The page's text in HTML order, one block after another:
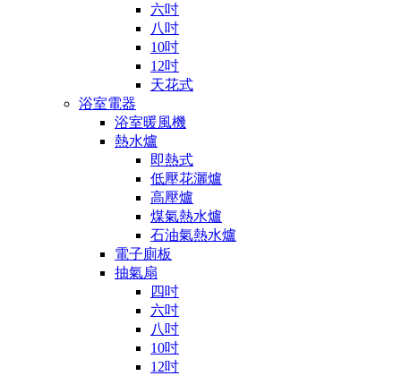
六吋
八吋
10吋
12吋
天花式
浴室電器
浴室暖風機
熱水爐
即熱式
低壓花灑爐
高壓爐
煤氣熱水爐
石油氣熱水爐
電子廁板
抽氣扇
四吋
六吋
八吋
10吋
12吋